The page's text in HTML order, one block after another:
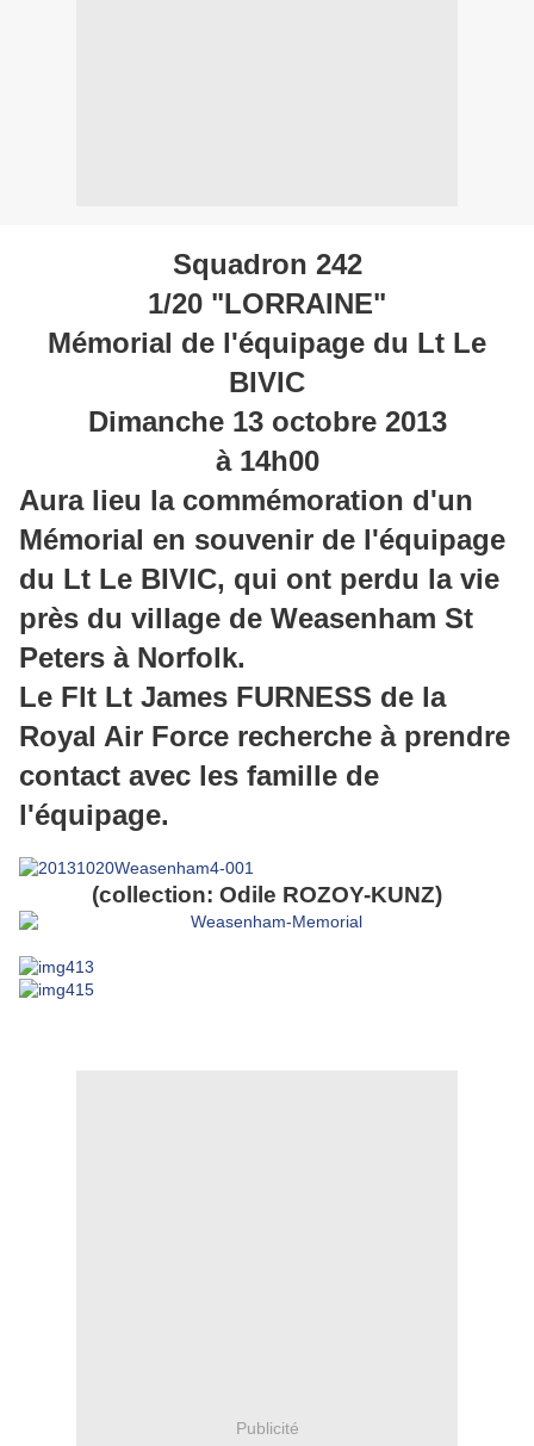
Squadron 242
1/20 "LORRAINE"
Mémorial de l'équipage du Lt Le
BIVIC
Dimanche 13 octobre 2013
à 14h00
Aura lieu la commémoration d'un
Mémorial en souvenir de l'équipage
du Lt Le BIVIC, qui ont perdu la vie
près du village de Weasenham St
Peters à Norfolk.
Le Flt Lt James FURNESS de la
Royal Air Force recherche à prendre
contact avec les famille de
l'équipage.
(collection: Odile ROZOY-KUNZ)
Publicité